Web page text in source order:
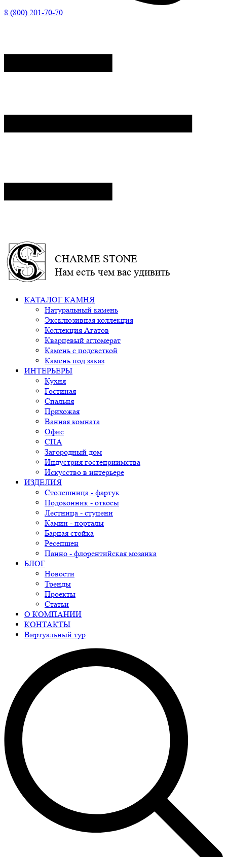
8 (800) 201-70-70
CHARME STONE
Нам есть чем вас удивить
КАТАЛОГ КАМНЯ
Натуральный камень
Эксклюзивная коллекция
Коллекция Агатов
Кварцевый агломерат
Камень с подсветкой
Камень под заказ
ИНТЕРЬЕРЫ
Кухня
Гостиная
Спальня
Прихожая
Ванная комната
Офис
СПА
Загородный дом
Индустрия гостеприимства
Искусство в интерьере
ИЗДЕЛИЯ
Столешница - фартук
Подоконник - откосы
Лестница - ступени
Камин - порталы
Барная стойка
Ресепшен
Панно - флорентийская мозаика
БЛОГ
Новости
Тренды
Проекты
Статьи
О КОМПАНИИ
КОНТАКТЫ
Виртуальный тур